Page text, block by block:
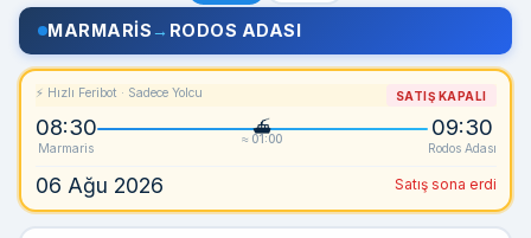
MARMARIS → RODOS ADASI
⚡ Hızlı Feribot · Sadece Yolcu SATIŞ KAPALI
08:30
Marmaris
≈ 01:00 09:30
Rodos Adası
06 Ağu 2026 Satış sona erdi